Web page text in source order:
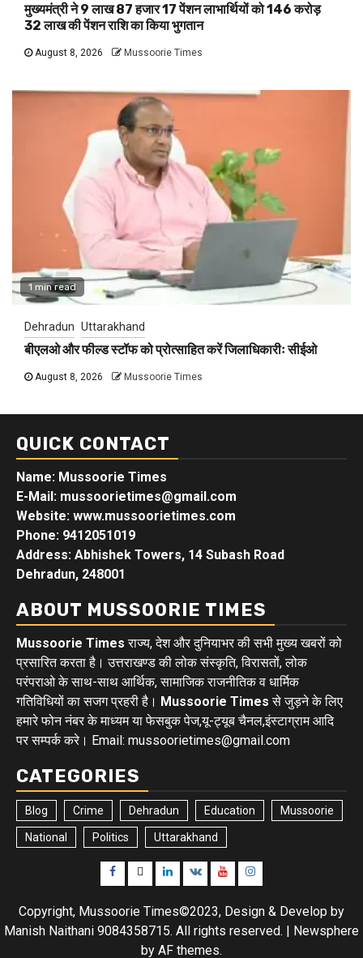
मुख्यमंत्री ने 9 लाख 87 हजार 17 पेंशन लाभार्थियों को 146 करोड़
32 लाख की पेंशन राशि का किया भुगतान
August 8, 2026 Mussoorie Times
1 min read
Dehradun Uttarakhand
बीएलओ और फील्ड स्टॉफ को प्रोत्साहित करें जिलाधिकारीः सीईओ
August 8, 2026 Mussoorie Times
QUICK CONTACT
Name: Mussoorie Times
E-Mail: mussoorietimes@gmail.com
Website: www.mussoorietimes.com
Phone: 9412051019
Address: Abhishek Towers, 14 Subash Road
Dehradun, 248001
ABOUT MUSSOORIE TIMES
Mussoorie Times राज्य, देश और दुनियाभर की सभी मुख्य खबरों को
प्रसारित करता है। उत्तराखण्ड की लोक संस्कृति, विरासतों, लोक
परंपराओ के साथ-साथ आर्थिक, सामाजिक राजनीतिक व धार्मिक
गतिविधियों का सजग प्रहरी है। Mussoorie Times से जुड़ने के लिए
हमारे फोन नंबर के माध्यम या फेसबुक पेज,यू-ट्यूब चैनल,इंस्टाग्राम आदि
पर सम्पर्क करे। Email: mussoorietimes@gmail.com
CATEGORIES
Blog Crime Dehradun Education Mussoorie
National Politics Uttarakhand
Facebook
TwitterLinkedin
VK YoutubeInstagram
Copyright, Mussoorie Times©2023, Design & Develop by
Manish Naithani 9084358715. All rights reserved. | Newsphere
by AF themes.